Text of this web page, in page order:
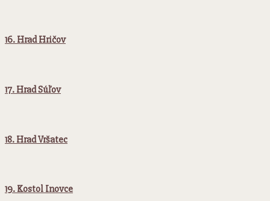
16. Hrad Hričov
17. Hrad Súľov
18. Hrad Vršatec
19. Kostol Inovce